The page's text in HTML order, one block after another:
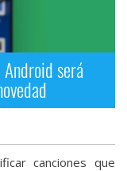
será
canciones que